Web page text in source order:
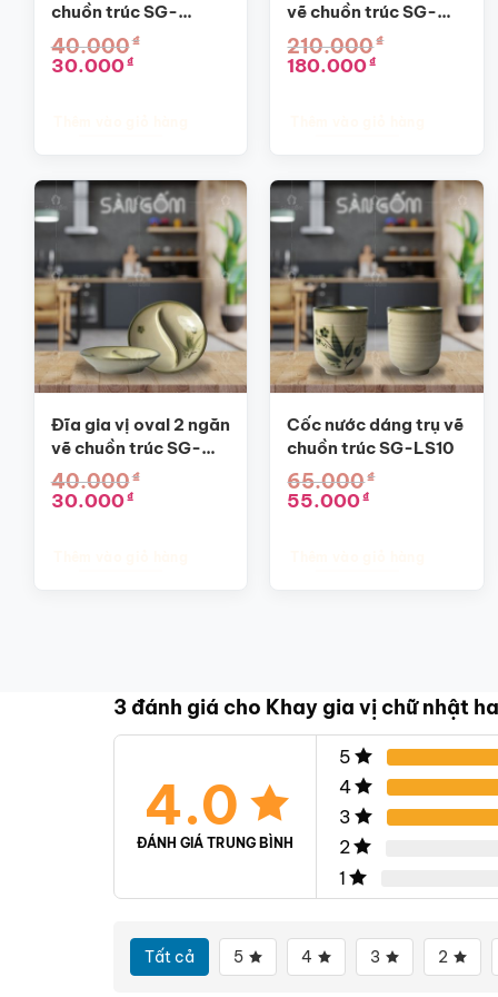
chuồn trúc SG-
BGV07
40.000₫
Giá
gốc
30.000₫Giá
vẽ chuồn trúc SG-
D08
210.000₫
Giá
gốc
180.000₫Giá
Đĩa gia vị oval 2 ngăn
vẽ chuồn trúc SG-
BGV06
40.000₫
Giá
gốc
30.000₫Giá
Cốc nước dáng trụ vẽ
chuồn trúc SG-LS10
65.000₫
Giá
gốc
55.000₫Giá
3 đánh giá cho Khay gia vị chữ nhật
4.0
ĐÁNH GIÁ TRUNG BÌNH
5
4
3
2
1
Tất cả 5 4 3 2